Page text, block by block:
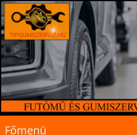
Főmenü